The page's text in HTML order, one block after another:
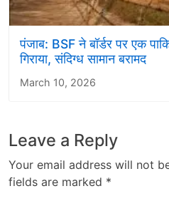
पंजाब: BSF ने बॉर्डर पर एक
गिराया, संदिग्ध सामान बरामद
March 10, 2026
Leave a Reply
Your email address will not
fields are marked *